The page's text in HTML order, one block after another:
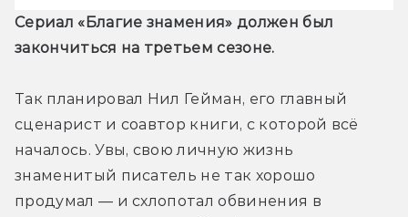
Сериал «Благие знамения» должен был
закончиться на третьем сезоне.
Так планировал Нил Гейман, его главный
сценарист и соавтор книги, с которой всё
началось. Увы, свою личную жизнь
знаменитый писатель не так хорошо
продумал — и схлопотал обвинения в